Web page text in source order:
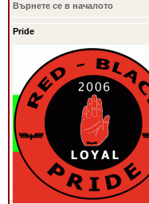
Върнете се в началото
Pride